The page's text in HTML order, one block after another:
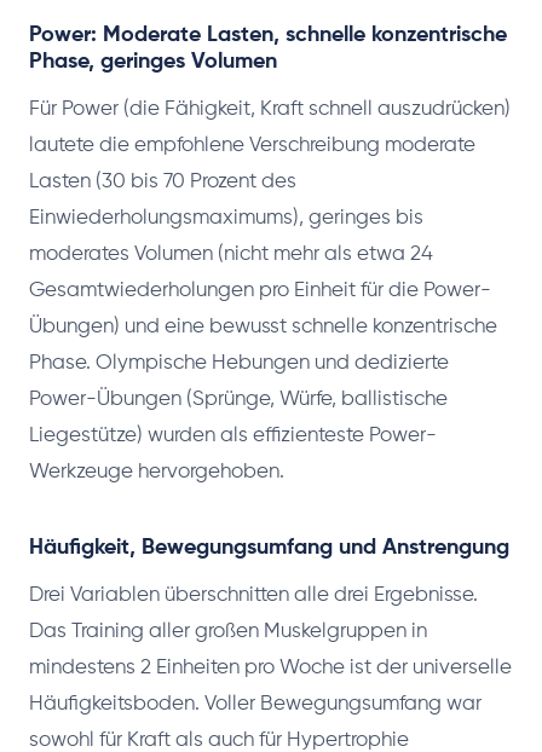
Power: Moderate Lasten, schnelle konzentrische
Phase, geringes Volumen
Für Power (die Fähigkeit, Kraft schnell auszudrücken)
lautete die empfohlene Verschreibung moderate
Lasten (30 bis 70 Prozent des
Einwiederholungsmaximums), geringes bis
moderates Volumen (nicht mehr als etwa 24
Gesamtwiederholungen pro Einheit für die Power-
Übungen) und eine bewusst schnelle konzentrische
Phase. Olympische Hebungen und dedizierte
Power-Übungen (Sprünge, Würfe, ballistische
Liegestütze) wurden als effizienteste Power-
Werkzeuge hervorgehoben.
Häufigkeit, Bewegungsumfang und Anstrengung
Drei Variablen überschnitten alle drei Ergebnisse.
Das Training aller großen Muskelgruppen in
mindestens 2 Einheiten pro Woche ist der universelle
Häufigkeitsboden. Voller Bewegungsumfang war
sowohl für Kraft als auch für Hypertrophie